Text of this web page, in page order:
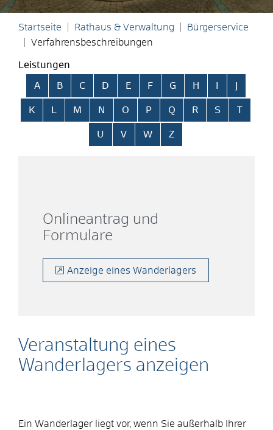
Startseite Rathaus & Verwaltung
Bürgerservice
Verfahrensbeschreibungen
Leistungen
Alphabetisches Register überspringen
A B C D E F G H
K L M N O P Q R S T
U V W Z
Veranstaltung eines
Wanderlagers anzeigen
Ein Wanderlager liegt vor, wenn Sie außerhalb Ihrer
Onlineantrag und
Formulare
Anzeige eines Wanderlagers